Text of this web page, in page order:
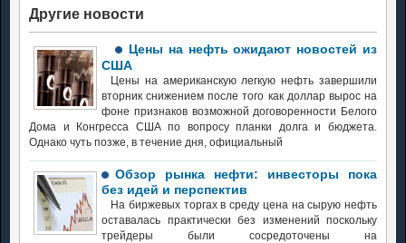
Другие новости
Цены на нефть ожидают новостей из
США
Цены на американскую легкую нефть завершили
вторник снижением после того как доллар вырос на
фоне признаков возможной договоренности Белого
Дома и Конгресса США по вопросу планки долга и бюджета.
Однако чуть позже, в течение дня, официальный
Обзор рынка нефти: инвесторы пока
без идей и перспектив
На биржевых торгах в среду цена на сырую нефть
оставалась практически без изменений поскольку
трейдеры были сосредоточены на